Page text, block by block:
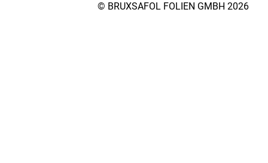
© BRUXSAFOL FOLIEN GMBH 2026